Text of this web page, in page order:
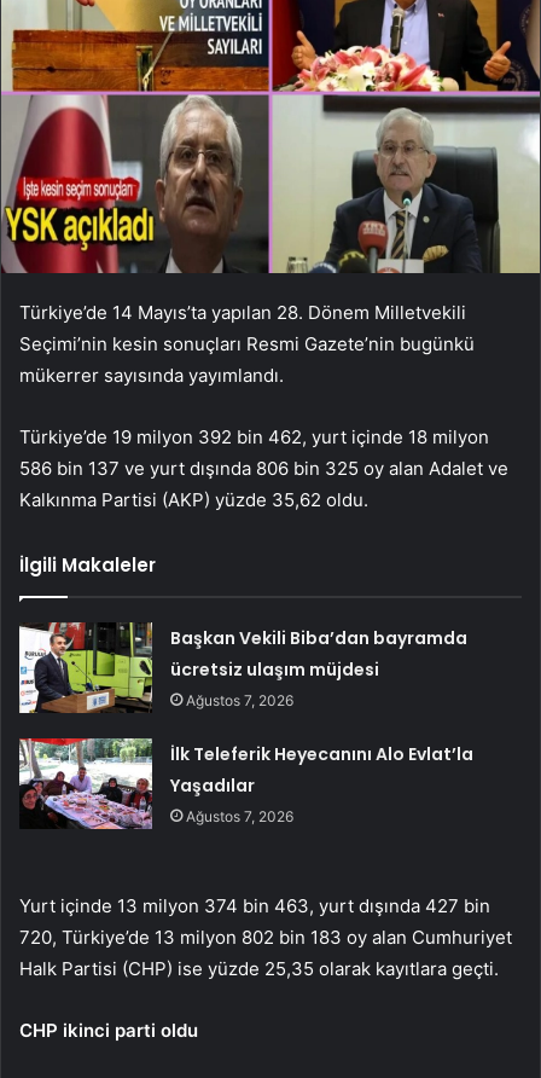
Türkiye’de 14 Mayıs’ta yapılan 28. Dönem Milletvekili
Seçimi’nin kesin sonuçları Resmi Gazete’nin bugünkü
mükerrer sayısında yayımlandı.
Türkiye’de 19 milyon 392 bin 462, yurt içinde 18 milyon
586 bin 137 ve yurt dışında 806 bin 325 oy alan Adalet ve
Kalkınma Partisi (AKP) yüzde 35,62 oldu.
İlgili Makaleler
Başkan Vekili Biba’dan bayramda
ücretsiz ulaşım müjdesi
Ağustos 7, 2026
İlk Teleferik Heyecanını Alo Evlat’la
Yaşadılar
Ağustos 7, 2026
Yurt içinde 13 milyon 374 bin 463, yurt dışında 427 bin
720, Türkiye’de 13 milyon 802 bin 183 oy alan Cumhuriyet
Halk Partisi (CHP) ise yüzde 25,35 olarak kayıtlara geçti.
CHP ikinci parti oldu